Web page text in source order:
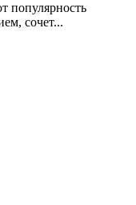
популярность
сочет...